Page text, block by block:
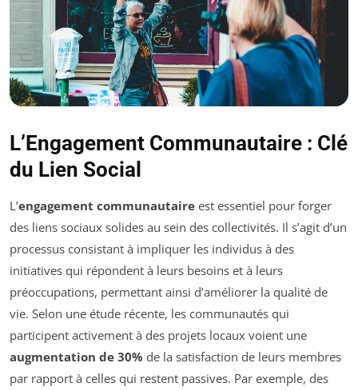
L’Engagement Communautaire : Clé
du Lien Social
L’engagement communautaire est essentiel pour forger
des liens sociaux solides au sein des collectivités. Il s’agit d’un
processus consistant à impliquer les individus à des
initiatives qui répondent à leurs besoins et à leurs
préoccupations, permettant ainsi d’améliorer la qualité de
vie. Selon une étude récente, les communautés qui
participent activement à des projets locaux voient une
augmentation de 30% de la satisfaction de leurs membres
par rapport à celles qui restent passives. Par exemple, des